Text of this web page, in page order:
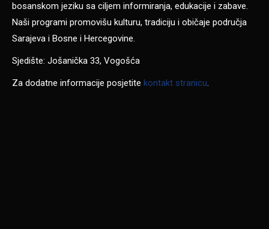
bosanskom jeziku sa ciljem informiranja, edukacije i zabave.
Naši programi promovišu kulturu, tradiciju i običaje područja
Sarajeva i Bosne i Hercegovine.
Sjedište: Jošanička 33, Vogošća
Za dodatne informacije posjetite kontakt stranicu.